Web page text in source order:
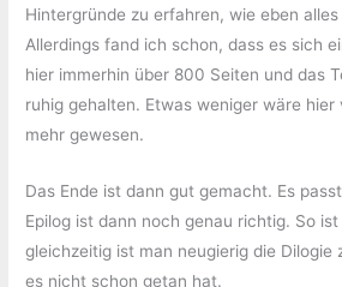
Hintergründe zu erfahren, wie eben alles
Allerdings fand ich schon, dass es sich
hier immerhin über 800 Seiten und das
ruhig gehalten. Etwas weniger wäre
mehr gewesen.
Das Ende ist dann gut gemacht. Es
Epilog ist dann noch genau richtig. So
gleichzeitig ist man neugierig die Dilogie
es nicht schon getan hat.